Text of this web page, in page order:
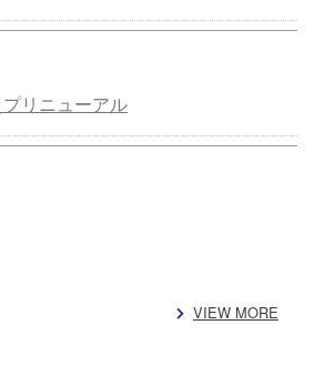
リニューアル
VIEW MORE